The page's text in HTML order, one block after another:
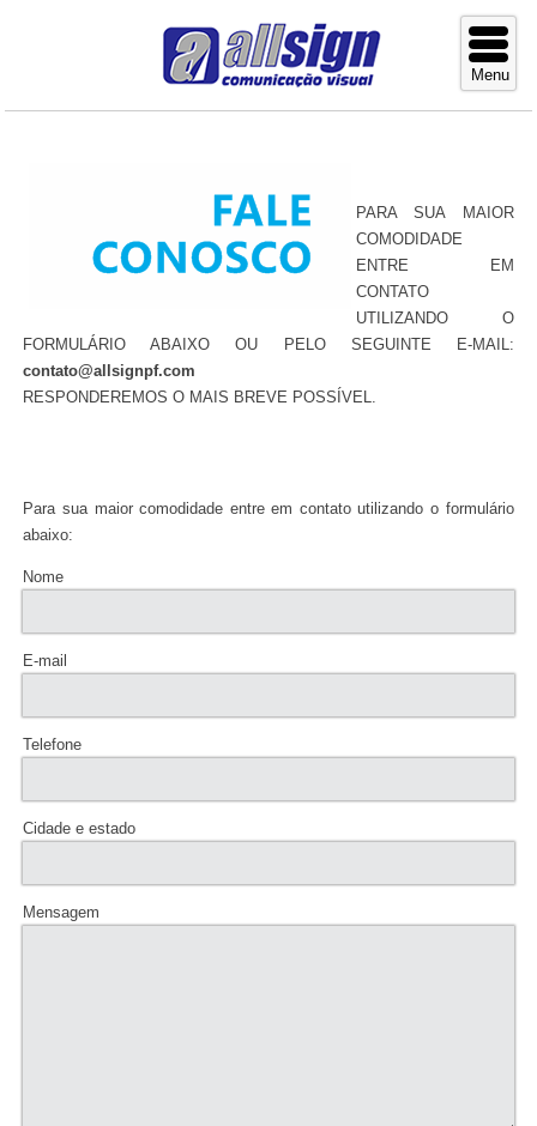
PARA SUA MAIOR
COMODIDADE
ENTRE EM
CONTATO
UTILIZANDO O
FORMULÁRIO ABAIXO OU PELO SEGUINTE E-MAIL:
contato@allsignpf.com
RESPONDEREMOS O MAIS BREVE POSSÍVEL.
Para sua maior comodidade entre em contato utilizando o formulário
abaixo:
Nome
E-mail
Telefone
Cidade e estado
Mensagem